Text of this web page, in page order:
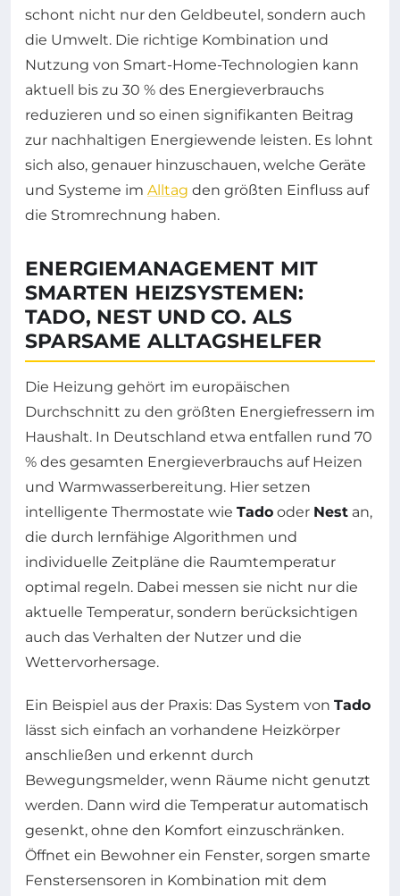
schont nicht nur den Geldbeutel, sondern auch
die Umwelt. Die richtige Kombination und
Nutzung von Smart-Home-Technologien kann
aktuell bis zu 30 % des Energieverbrauchs
reduzieren und so einen signifikanten Beitrag
zur nachhaltigen Energiewende leisten. Es lohnt
sich also, genauer hinzuschauen, welche Geräte
und Systeme im Alltag den größten Einfluss auf
die Stromrechnung haben.
ENERGIEMANAGEMENT MIT
SMARTEN HEIZSYSTEMEN:
TADO, NEST UND CO. ALS
SPARSAME ALLTAGSHELFER
Die Heizung gehört im europäischen
Durchschnitt zu den größten Energiefressern im
Haushalt. In Deutschland etwa entfallen rund 70
% des gesamten Energieverbrauchs auf Heizen
und Warmwasserbereitung. Hier setzen
intelligente Thermostate wie Tado oder Nest an,
die durch lernfähige Algorithmen und
individuelle Zeitpläne die Raumtemperatur
optimal regeln. Dabei messen sie nicht nur die
aktuelle Temperatur, sondern berücksichtigen
auch das Verhalten der Nutzer und die
Wettervorhersage.
Ein Beispiel aus der Praxis: Das System von Tado
lässt sich einfach an vorhandene Heizkörper
anschließen und erkennt durch
Bewegungsmelder, wenn Räume nicht genutzt
werden. Dann wird die Temperatur automatisch
gesenkt, ohne den Komfort einzuschränken.
Öffnet ein Bewohner ein Fenster, sorgen smarte
Fenstersensoren in Kombination mit dem